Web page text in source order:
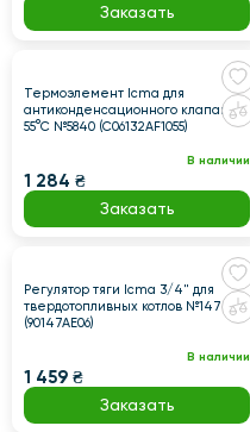
Заказать
Термоэлемент Icma для
антиконденсационного клапана
55°C №5840 (C06132AF1055)
В наличии
1 284 ₴
Заказать
Регулятор тяги Icma 3/4" для
твердотопливных котлов №147
(90147AE06)
В наличии
1 459 ₴
Заказать